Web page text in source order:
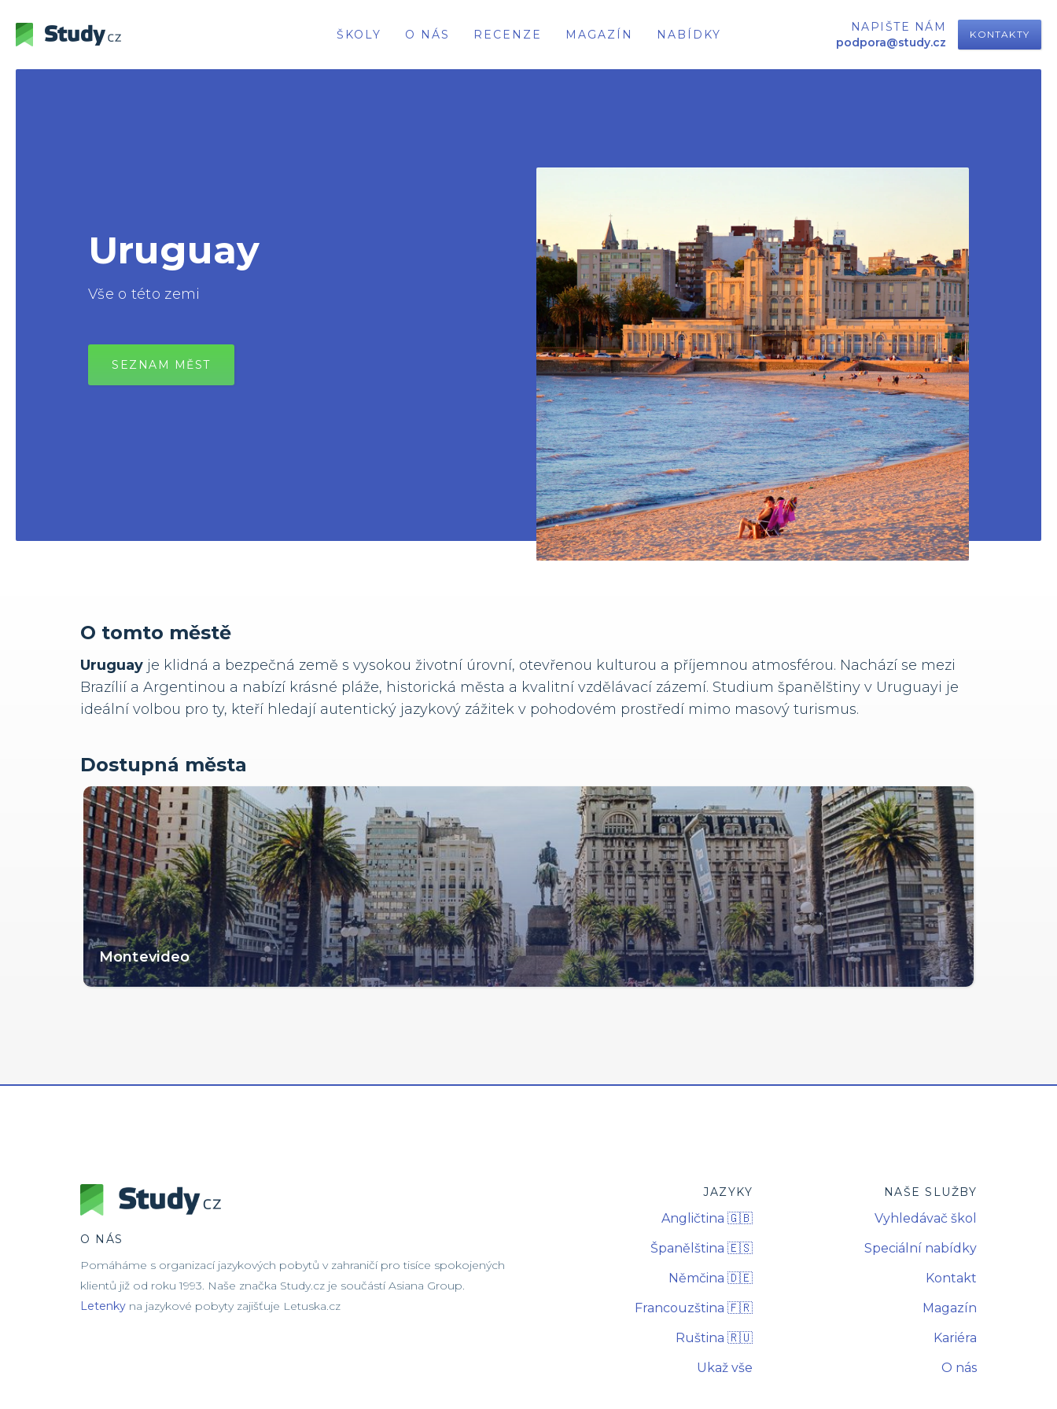
ŠKOLY O NÁS RECENZE MAGAZÍN NABÍDKY
NAPIŠTE NÁM
podpora@study.cz
KONTAKTY
Uruguay
Vše o této zemi
SEZNAM MĚST
O tomto městě
Uruguay je klidná a bezpečná země s vysokou životní úrovní, otevřenou kulturou a příjemnou atmosférou. Nachází se mezi
Brazílií a Argentinou a nabízí krásné pláže, historická města a kvalitní vzdělávací zázemí. Studium španělštiny v Uruguayi je
ideální volbou pro ty, kteří hledají autentický jazykový zážitek v pohodovém prostředí mimo masový turismus.
Dostupná města
Montevideo
O NÁS
Pomáháme s organizací jazykových pobytů v zahraničí pro tisíce spokojených
klientů již od roku 1993. Naše značka Study.cz je součástí Asiana Group.
Letenky na jazykové pobyty zajišťuje Letuska.cz
JAZYKY
Angličtina 🇬🇧
Španělština 🇪🇸
Němčina 🇩🇪
Francouzština 🇫🇷
Ruština 🇷🇺
Ukaž vše
NAŠE SLUŽBY
Vyhledávač škol
Speciální nabídky
Kontakt
Magazín
Kariéra
O nás